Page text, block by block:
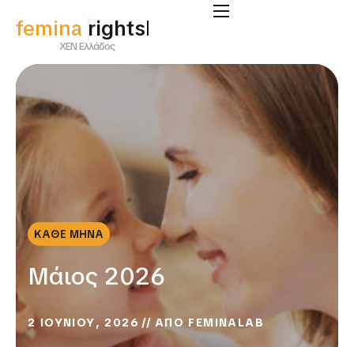
femina supportlab
ΧΕΝ Ελλάδος
ΚΑΘΕ ΜΗΝΑ
Μάιος 2026
2 ΙΟΥΝΙΟΥ, 2026 ΑΠΟ FEMINALAB